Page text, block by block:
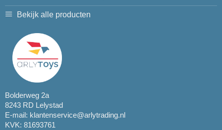
Bekijk alle producten
Bolderweg 2a
8243 RD Lelystad
E-mail: klantenservice@arlytrading.nl
KVK: 81693761